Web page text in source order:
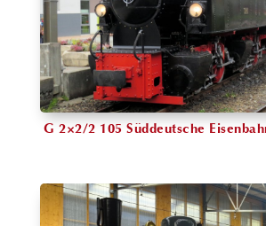
G 2×2/2 105 Süddeutsche